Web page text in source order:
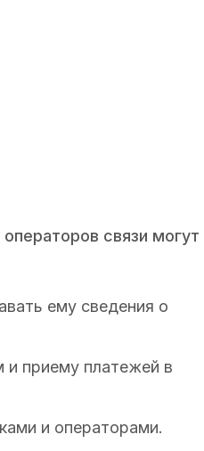
связи могут
ему сведения о
и приему платежей в
и операторами.